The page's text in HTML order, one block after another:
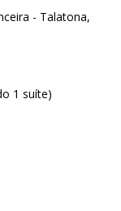
- Talatona,
1 suíte)